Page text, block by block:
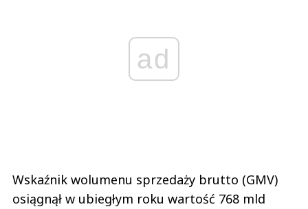
ad
Wskaźnik wolumenu sprzedaży brutto (GMV)
osiągnął w ubiegłym roku wartość 768 mld